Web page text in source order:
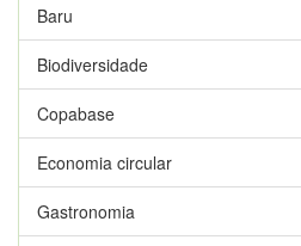
Baru
Biodiversidade
Copabase
Economia circular
Gastronomia